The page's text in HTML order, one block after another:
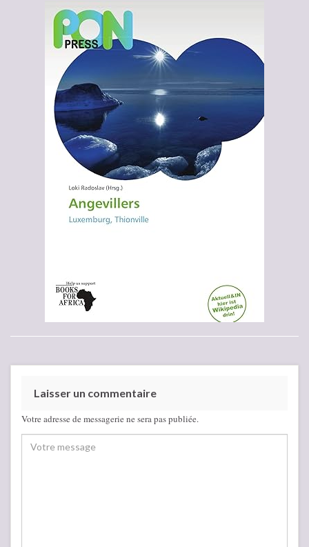
Laisser un commentaire
Votre adresse de messagerie ne sera pas publiée.